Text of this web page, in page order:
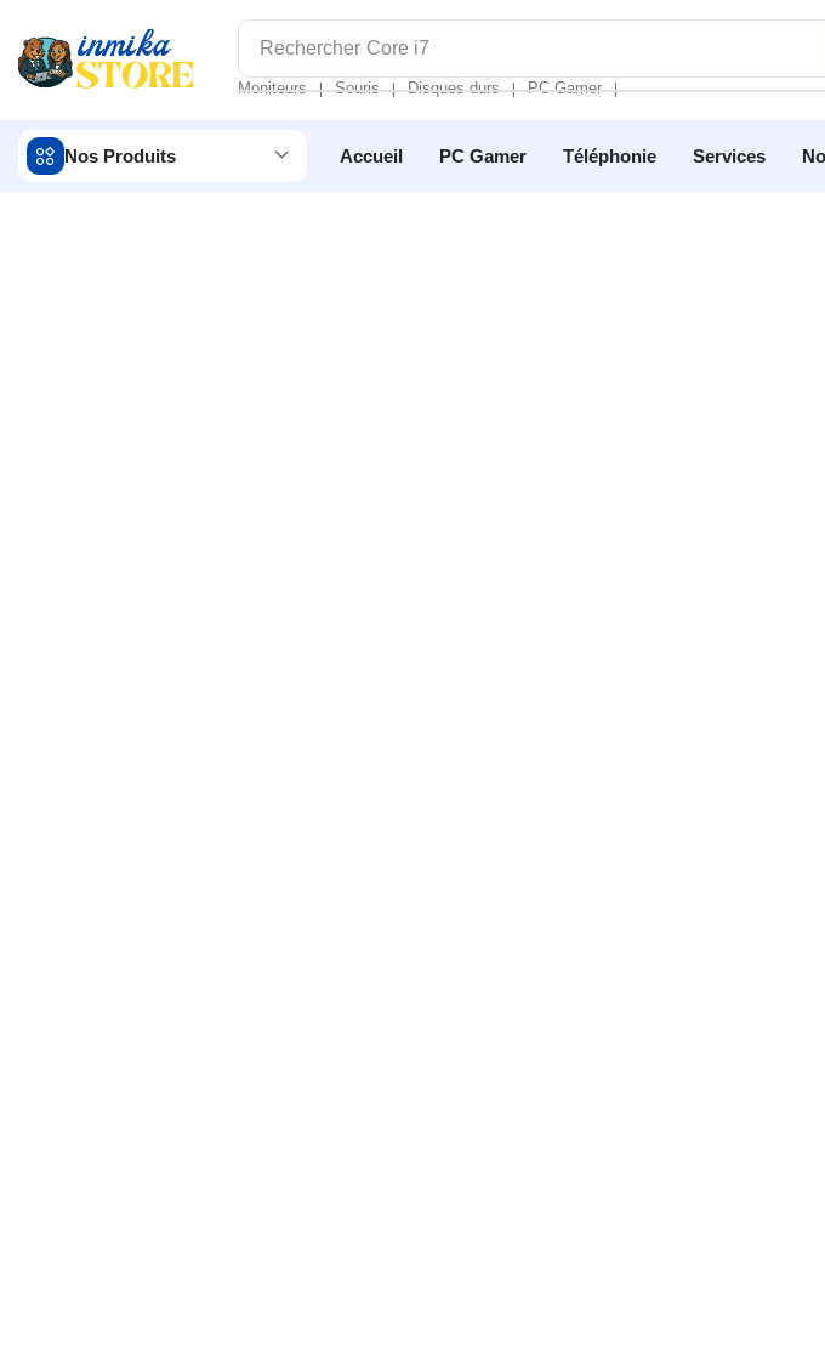
Rechercher Core i7
Moniteurs ❘ Souris ❘ Disques durs ❘ PC Gamer ❘
Nos Produits Accueil PC Gamer Téléphonie Services